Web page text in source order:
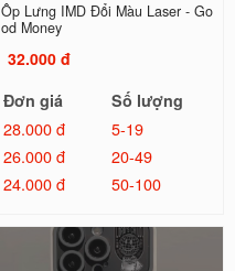
Ốp Lưng IMD Đổi Màu Laser - Go
od Money
32.000 đ
Đơn giá
Số lượng
28.000 đ
5-19
26.000 đ
20-49
24.000 đ
50-100